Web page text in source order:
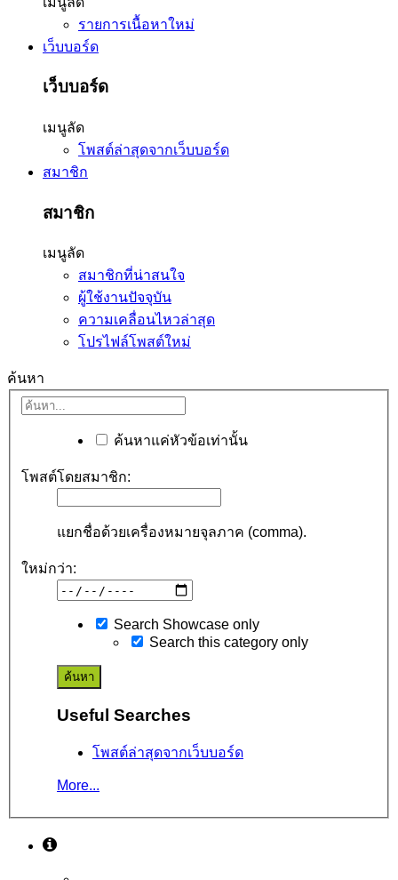
รายการเนื้อหาใหม่
เว็บบอร์ด
เว็บบอร์ด
เมนูลัด
โพสต์ล่าสุดจากเว็บบอร์ด
สมาชิก
สมาชิก
เมนูลัด
สมาชิกที่น่าสนใจ
ผู้ใช้งานปัจจุบัน
ความเคลื่อนไหวล่าสุด
โปรไฟล์โพสต์ใหม่
ค้นหา
ค้นหาแค่หัวข้อเท่านั้น
โพสต์โดยสมาชิก:
แยกชื่อด้วยเครื่องหมายจุลภาค (comma).
ใหม่กว่า:
Search Showcase only
Search this category only
Useful Searches
โพสต์ล่าสุดจากเว็บบอร์ด
More...